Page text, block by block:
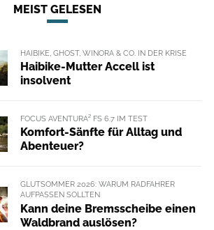
MEIST GELESEN
HAIBIKE, GHOST, WINORA & CO. IN DER KRISE
Haibike-Mutter Accell ist
insolvent
FOCUS AVENTURA² FS 6.7 IM TEST
Komfort-Sänfte für Alltag und
Abenteuer?
GLUTSOMMER 2026: WARUM RADFAHRER
AUFPASSEN SOLLTEN
Kann deine Bremsscheibe einen
Waldbrand auslösen?